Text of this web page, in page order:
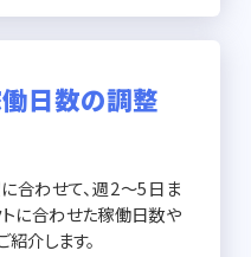
日数の調整
合わせて、週2〜5日ま
トに合わせた稼働日数や
介します。